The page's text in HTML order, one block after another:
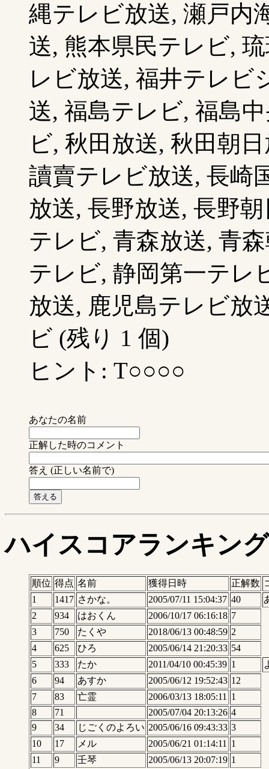
縄テレビ放送, 瀬戸内
送, 熊本県民テレビ,
レビ放送, 福井テレビ
送, 福島テレビ, 福島
ビ, 秋田放送, 秋田朝
讀賣テレビ放送, 長崎
放送, 長野放送, 長野
テレビ, 青森放送, 青
テレビ, 静岡第一テレ
放送, 鹿児島テレビ放
ビ (残り 1 個)
ヒント: T○○○○
あなたの名前
正解した時のコメント
答え (正しい名前で)
ハイスコアランキング
順位 得点 名前 獲得日時 正解数
1
1417 さかな。 2005/07/11 15:04:37 40
2
934 はおくん 2006/10/17 06:16:18 7
3
750 たくや 2018/06/13 00:48:59 2
4
625 ひろ 2005/06/14 21:20:33 54
5
333 たか 2011/04/10 00:45:39 1
6
94 あすか 2005/06/12 19:52:43 12
7
83 亡霊 2006/03/13 18:05:11
1
8
71 2005/07/04 20:13:26 4
9
34 じごくのよろい 2005/06/16 09:43:33 3
10
17 メル 2005/06/21 01:14:11
1
11
9 壬琴 2005/06/13 20:07:19 1